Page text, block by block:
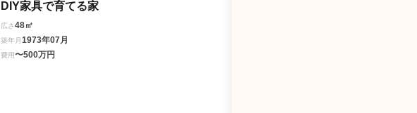
DIY家具で育てる家
広さ48㎡
築年月 1973年07月
費用〜500万円